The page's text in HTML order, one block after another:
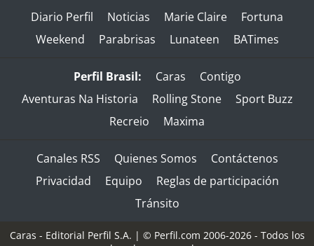
Diario Perfil Noticias Marie Claire
Fortuna
Weekend
Parabrisas Lunateen BATimes
Perfil Brasil: Caras
Contigo
Aventuras Na Historia
Rolling Stone
Sport Buzz
Recreio
Maxima
Canales RSS Quienes Somos
Contáctenos
Privacidad
Equipo
Reglas de participación
Tránsito
Caras - Editorial Perfil S.A. | © Perfil.com 2006-2026 - Todos los